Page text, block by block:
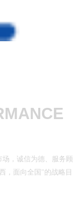
，诚信为德、服务顾
，面向全国"的战略目